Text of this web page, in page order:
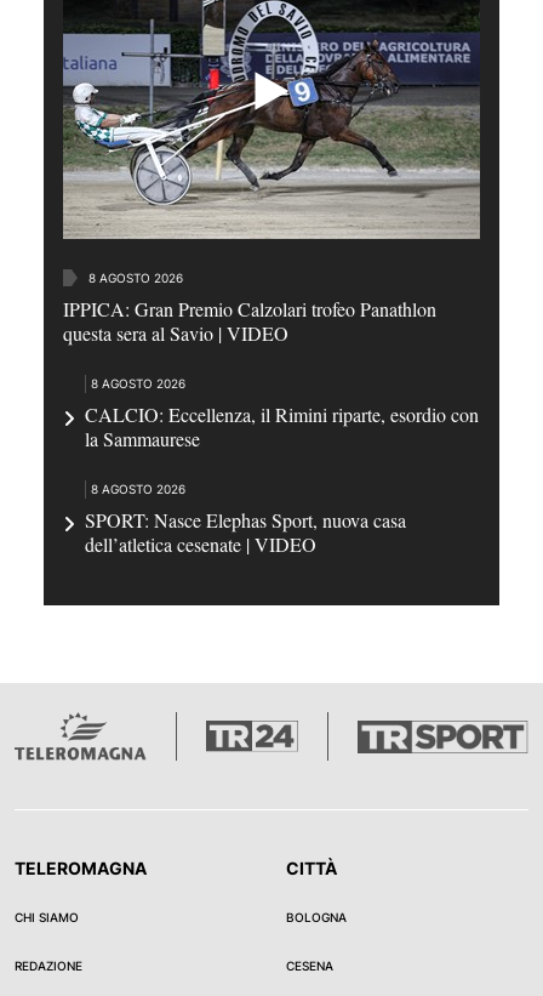
8 AGOSTO 2026
IPPICA: Gran Premio Calzolari trofeo Panathlon
questa sera al Savio | VIDEO
8 AGOSTO 2026
CALCIO: Eccellenza, il Rimini riparte, esordio con
la Sammaurese
8 AGOSTO 2026
SPORT: Nasce Elephas Sport, nuova casa
dell’atletica cesenate | VIDEO
TELEROMAGNA
CHI SIAMO
REDAZIONE
CITTÀ
BOLOGNA
CESENA